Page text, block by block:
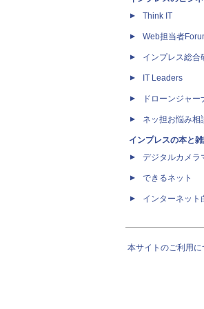
Think IT
Web担当者
インプレス総合
IT Leaders
ドローンジャー
ネッ担お悩み相
インプレスの本と
デジタルカメラ
できるネット
インターネット
本サイトのご利用に